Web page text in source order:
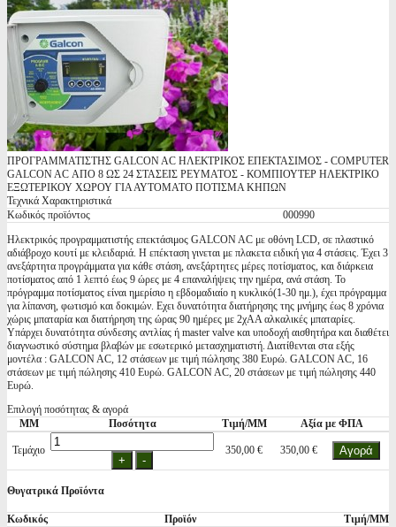
ΠΡΟΓΡΑΜΜΑΤΙΣΤΗΣ GALCON AC ΗΛΕΚΤΡΙΚΟΣ ΕΠΕΚΤΑΣΙΜΟΣ - COMPUTER
GALCON AC ΑΠΟ 8 ΩΣ 24 ΣΤΑΣΕΙΣ ΡΕΥΜΑΤΟΣ - ΚΟΜΠΙΟΥΤΕΡ ΗΛΕΚΤΡΙΚΟ
ΕΞΩΤΕΡΙΚΟΥ ΧΩΡΟΥ ΓΙΑ ΑΥΤΟΜΑΤΟ ΠΟΤΙΣΜΑ ΚΗΠΩΝ
Τεχνικά Χαρακτηριστικά
Κωδικός προϊόντος
000990
Ηλεκτρικός προγραμματιστής επεκτάσιμος GALCON AC με οθόνη LCD, σε πλαστικό
αδιάβροχο κουτί με κλειδαριά. H επέκταση γινεται με πλακετα ειδική για 4 στάσεις. Έχει 3
ανεξάρτητα προγράμματα για κάθε στάση, ανεξάρτητες μέρες ποτίσματος, και διάρκεια
ποτίσματος από 1 λεπτό έως 9 ώρες με 4 επαναλήψεις την ημέρα, ανά στάση. Το
πρόγραμμα ποτίσματος είναι ημερίσιο η εβδομαδιαίο η κυκλικό(1-30 ημ.), έχει πρόγραμμα
για λίπανση, φωτισμό και δοκιμών. Εχει δυνατότητα διατήρησης της μνήμης έως 8 χρόνια
χώρις μπαταρία και διατήρηση της ώρας 90 ημέρες με 2χΑΑ αλκαλικές μπαταρίες.
Υπάρχει δυνατότητα σύνδεσης αντλίας ή master valve και υποδοχή αισθητήρα και διαθέτει
διαγνωστικό σύστημα βλαβών με εσωτερικό μετασχηματιστή. Διατίθενται στα εξής
μοντέλα : GALCON AC, 12 στάσεων με τιμή πώλησης 380 Ευρώ. GALCON AC, 16
στάσεων με τιμή πώλησης 410 Ευρώ. GALCON AC, 20 στάσεων με τιμή πώλησης 440
Ευρώ.
Επιλογή ποσότητας & αγορά
ΜΜ
Ποσότητα Τιμή/ΜΜ Αξία με ΦΠΑ
Τεμάχιο 350,00 € 350,00 €
Θυγατρικά Προϊόντα
Κωδικός Προϊόν
Τιμή/ΜΜ